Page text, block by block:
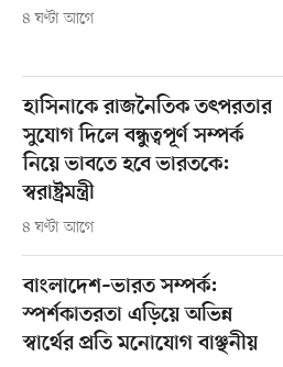
৪ ঘণ্টা আগে
হাসিনাকে রাজনৈতিক তৎপরতার
সুযোগ দিলে বন্ধুত্বপূর্ণ সম্পর্ক
নিয়ে ভাবতে হবে ভারতকে:
স্বরাষ্ট্রমন্ত্রী
৪ ঘণ্টা আগে
বাংলাদেশ–ভারত সম্পর্ক:
স্পর্শকাতরতা এড়িয়ে অভিন্ন
স্বার্থের প্রতি মনোযোগ বাঞ্ছনীয়